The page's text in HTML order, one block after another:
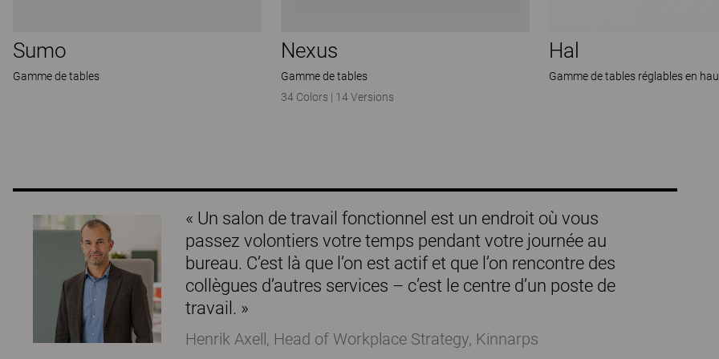
Sumo
Gamme de tables
Nexus
Gamme de tables
34 Colors | 14 Versions
Hal
Gamme de tables réglables en
« Un salon de travail fonctionnel est un endroit où vous
passez volontiers votre temps pendant votre journée au
bureau. C’est là que l’on est actif et que l’on rencontre des
collègues d’autres services – c’est le centre d’un poste de
travail. »
Henrik Axell, Head of Workplace Strategy, Kinnarps